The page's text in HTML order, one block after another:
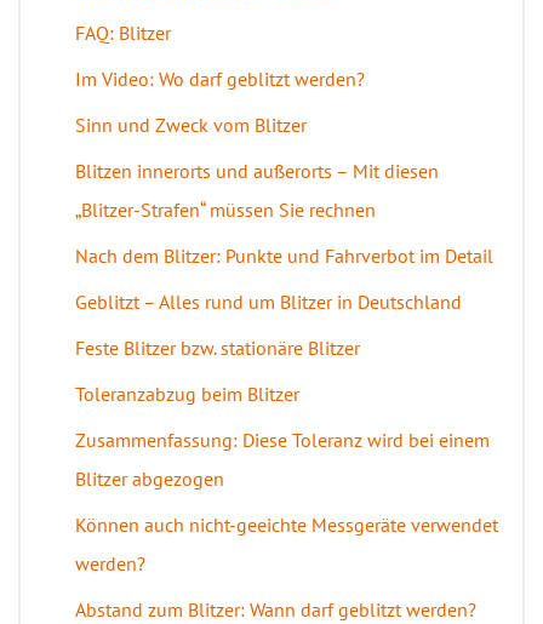
FAQ: Blitzer
Im Video: Wo darf geblitzt werden?
Sinn und Zweck vom Blitzer
Blitzen innerorts und außerorts – Mit diesen
„Blitzer-Strafen“ müssen Sie rechnen
Nach dem Blitzer: Punkte und Fahrverbot im Detail
Geblitzt – Alles rund um Blitzer in Deutschland
Feste Blitzer bzw. stationäre Blitzer
Toleranzabzug beim Blitzer
Zusammenfassung: Diese Toleranz wird bei einem
Blitzer abgezogen
Können auch nicht-geeichte Messgeräte verwendet
werden?
Abstand zum Blitzer: Wann darf geblitzt werden?